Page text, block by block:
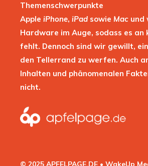
Themenschwerpunkte
Apple iPhone, iPad sowie Mac und
Hardware im Auge, sodass es an
fehlt. Dennoch sind wir gewillt,
den Tellerrand zu werfen. Auch
Inhalten und phänomenalen
nicht.
© 2025 APFELPAGE.DE • WakeUp